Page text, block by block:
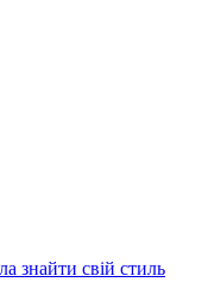
знайти свій стиль